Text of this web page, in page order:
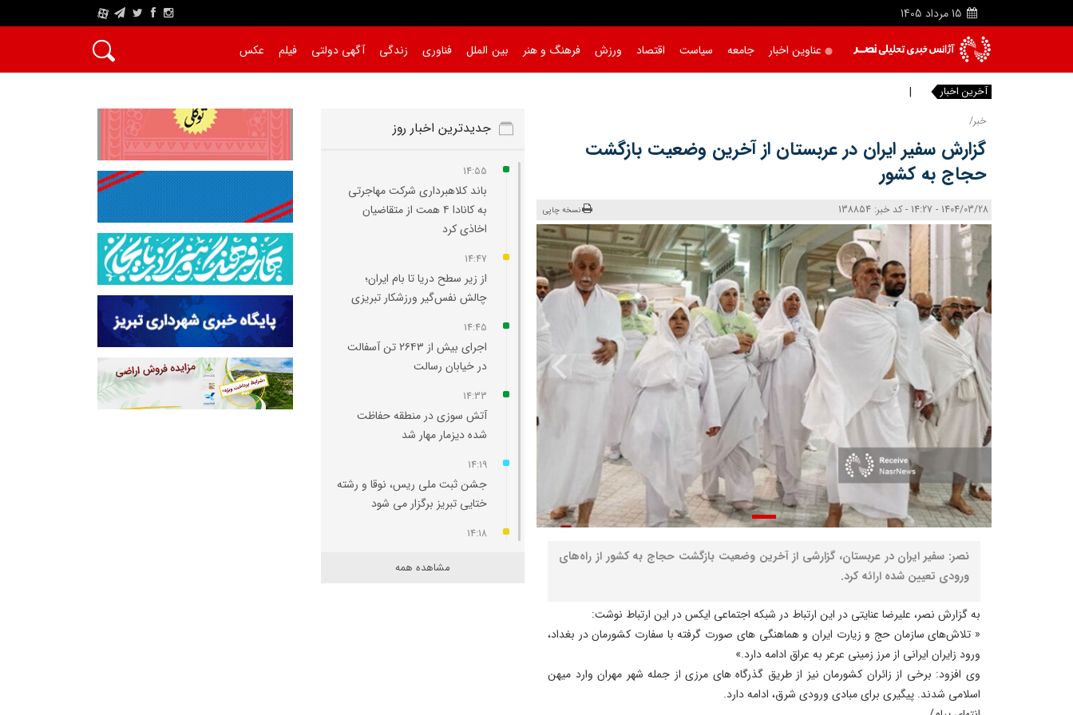
15 مرداد 1405
A
عناوین اخبار جامعه سیاست اقتصاد ورزش فرهنگ و هنر بین الملل فناوری زندگی آگهی دولتی فیلم عکس
آخرین اخبار باند کل
خبر/
گزارش سفیر ایران در عربستان از آخرین وضعیت بازگشت
حجاج به کشور
1404/03/28 - 14:27 - کد خبر: 138854 نسخه چاپی
نصر: سفیر ایران در عربستان، گزارشی از آخرین وضعیت بازگشت حجاج به کشور از راه‌های
ورودی تعیین شده ارائه کرد.
به گزارش نصر، علیرضا عنایتی در این ارتباط در شبکه اجتماعی ایکس در این ارتباط نوشت:
« تلاش‌های سازمان حج و زیارت ایران و هماهنگی های صورت گرفته با سفارت کشورمان در بغداد،
ورود زایران ایرانی از مرز زمینی عرعر به عراق ادامه دارد.»
وی افزود: برخی از زائران کشورمان نیز از طریق گذرگاه های مرزی از جمله شهر مهران وارد میهن
اسلامی شدند. پیگیری برای مبادی ورودی شرق، ادامه دارد.
جدیدترین اخبار روز
14:55
باند کلاهبرداری شرکت مهاجرتی
به کانادا ۴ همت از متقاضیان
اخاذی کرد
14:47
از زیر سطح دریا تا بام ایران؛
چالش نفس‌گیر ورزشکار تبریزی
14:45
اجرای بیش از ۲۶۴۳ تن آسفالت
در خیابان رسالت
14:33
آتش‌ سوزی در منطقه حفاظت‌
شده دیزمار مهار شد
14:19
جشن ثبت ملی ریس، نوقا و رشته
ختایی تبریز برگزار می شود
14:18
مشاهده همه